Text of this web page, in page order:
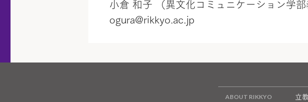
小倉 和子 （異文化コミュニケーション学部
ogura@rikkyo.ac.jp
立